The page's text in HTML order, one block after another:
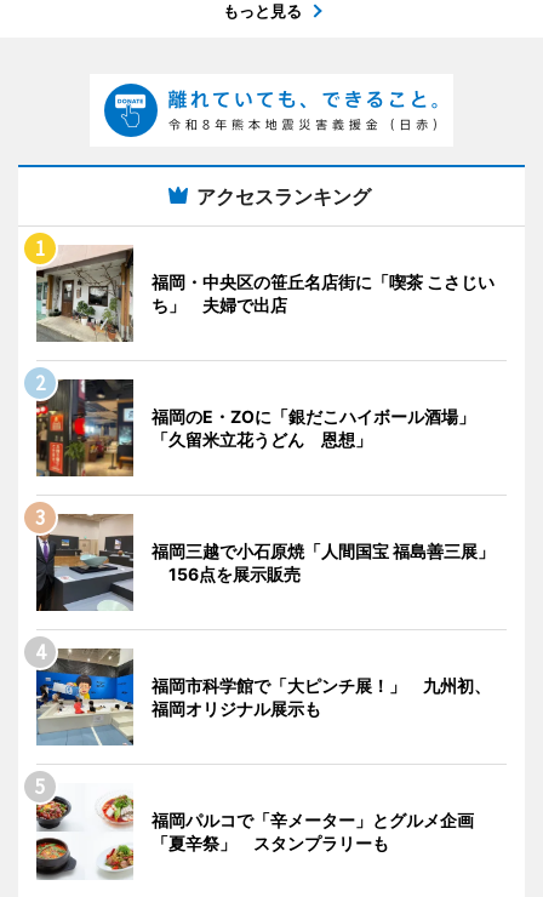
もっと見る
アクセスランキング
福岡・中央区の笹丘名店街に「喫茶 こさじい
ち」 夫婦で出店
福岡のE・ZOに「銀だこハイボール酒場」
「久留米立花うどん 恩想」
福岡三越で小石原焼「人間国宝 福島善三展」
156点を展示販売
福岡市科学館で「大ピンチ展！」 九州初、
福岡オリジナル展示も
福岡パルコで「辛メーター」とグルメ企画
「夏辛祭」 スタンプラリーも